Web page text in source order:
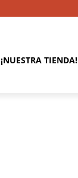
¡NUESTRA TIENDA!